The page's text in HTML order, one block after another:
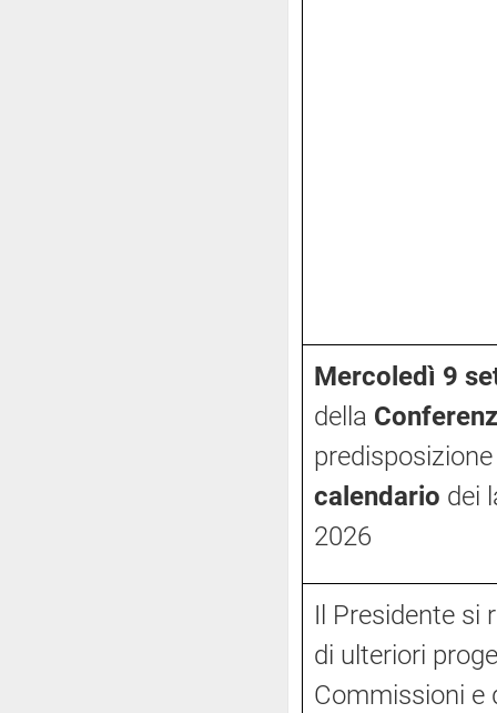
Mercoledì 9
della
calendario dei
2026
Il Presidente si
di ulteriori
Commissioni e